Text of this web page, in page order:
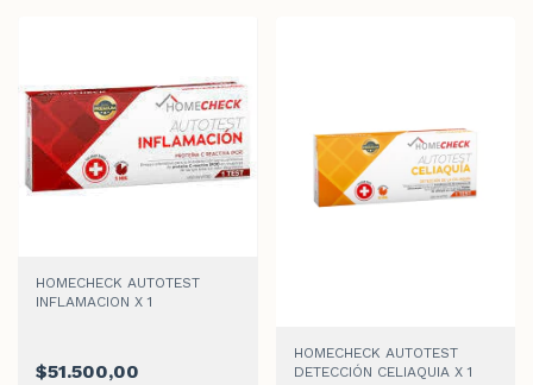
HOMECHECK AUTOTEST
INFLAMACION X 1
$51.500,00
HOMECHECK AUTOTEST
DETECCIÓN CELIAQUIA X 1